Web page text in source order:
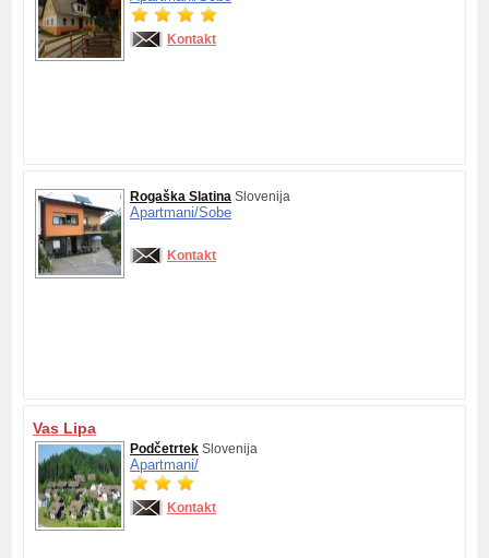
Kontakt
Rogaška Slatina Slovenija
Apartmani/Sobe
Kontakt
Vas Lipa
Podčetrtek Slovenija
Apartmani/
Kontakt